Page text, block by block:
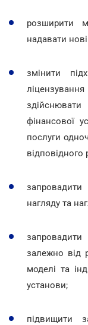
розширити
надавати
змінити
фінансової
послуги
відповідного
нагляду та
запровадити
залежно від
моделі та
установи;
підвищити